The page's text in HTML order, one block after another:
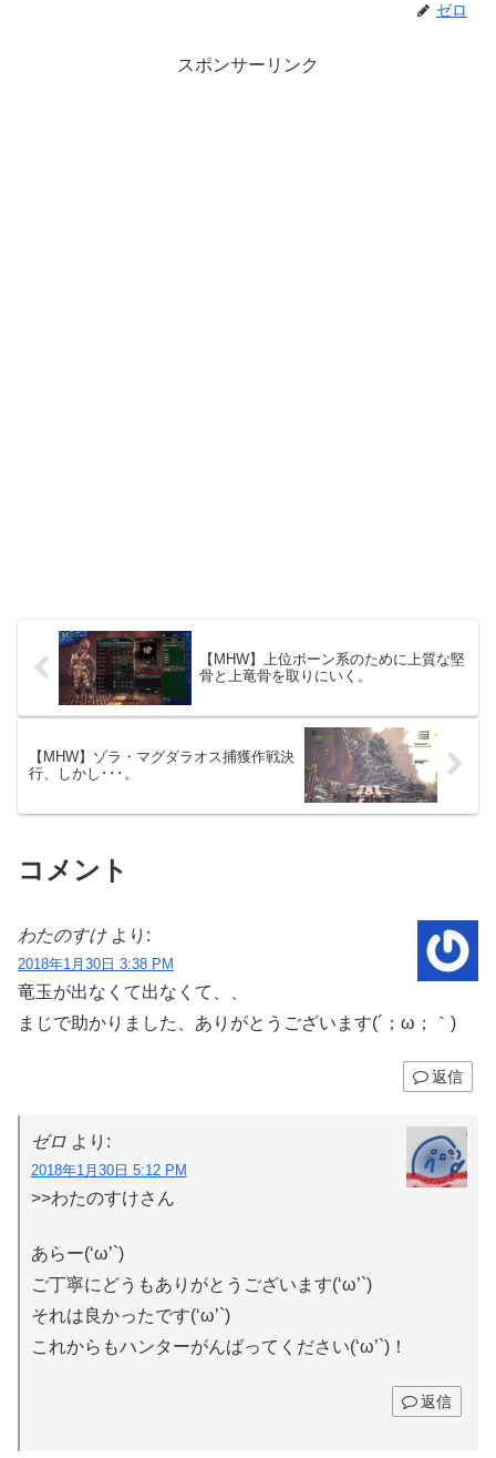
ゼロ
スポンサーリンク
【MHW】上位ボーン系のために上質な堅
骨と上竜骨を取りにいく。
【MHW】ゾラ・マグダラオス捕獲作戦決
行、しかし･･･。
コメント
わたのすけ より:
2018年1月30日 3:38 PM
竜玉が出なくて出なくて、、
まじで助かりました、ありがとうございます(´；ω；｀)
返信
ゼロ より:
2018年1月30日 5:12 PM
>>わたのすけさん
あらー(‘ω’`)
ご丁寧にどうもありがとうございます(‘ω’`)
それは良かったです(‘ω’`)
これからもハンターがんばってください(‘ω’`)！
返信